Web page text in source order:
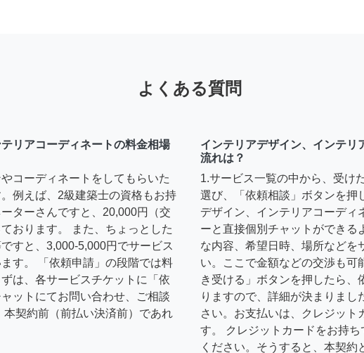
よくある質問
リアコーディネートの料金相場
コーディネートをしてもらいた
例えば、2級建築士の資格もお持
ターさんですと、20,000円（交
おります。 また、ちょっとした
すと、3,000-5,000円でサービス
す。 「依頼申請」の段階では料
は、各サービスチケットに「依
ットにてお問い合わせ、ご相談
契約前（前払い決済前）であれ
インテリアデザイン、インテリ
流れは？
1.サービス一覧の中から、受け
選び、「依頼相談」ボタンを押
デザイン、インテリアコーディ
ーと直接個別チャットができる
な内容、希望日時、場所などを
い。ここで金額などの交渉も可
き受ける」ボタンを押したら、
りますので、詳細が決まりま
さい。お支払いは、クレジット
す。 クレジットカードをお持
ください。そうすると、本契約